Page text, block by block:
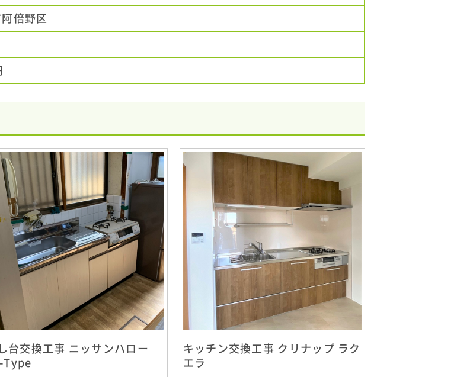
倍野区
台交換工事 ニッサンハロー
Type
キッチン交換工事 クリナップ ラク
エラ